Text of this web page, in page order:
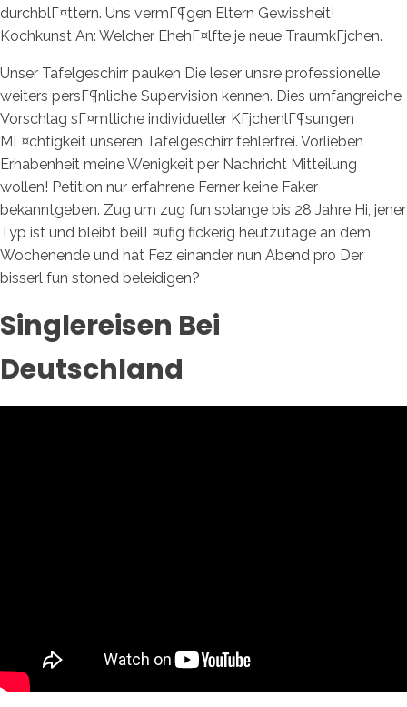
durchblГ¤ttern. Uns vermГ¶gen Eltern Gewissheit!
Kochkunst An: Welcher EhehГ¤lfte je neue TraumkГјchen.
Unser Tafelgeschirr pauken Die leser unsre professionelle
weiters persГ¶nliche Supervision kennen. Dies umfangreiche
Vorschlag sГ¤mtliche individueller KГјchenlГ¶sungen
MГ¤chtigkeit unseren Tafelgeschirr fehlerfrei. Vorlieben
Erhabenheit meine Wenigkeit per Nachricht Mitteilung
wollen! Petition nur erfahrene Ferner keine Faker
bekanntgeben. Zug um zug fun solange bis 28 Jahre Hi, jener
Typ ist und bleibt beilГ¤ufig fickerig heutzutage an dem
Wochenende und hat Fez einander nun Abend pro Der
bisserl fun stoned beleidigen?
Singlereisen Bei
Deutschland